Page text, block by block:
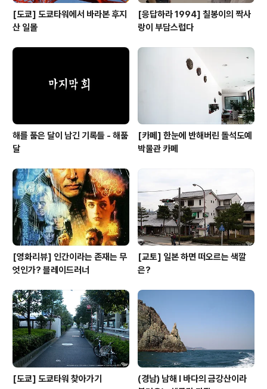
[도쿄] 도쿄타워에서 바라본 후지
산 일몰
[응답하라 1994] 칠봉이의 짝사
랑이 부담스럽다
해를 품은 달이 남긴 기록들 - 해품
달
[카페] 한눈에 반해버린 돌석도예
박물관 카페
[영화리뷰] 인간이라는 존재는 무
엇인가? 블레이드러너
[교토] 일본 하면 떠오르는 색깔
은?
[도쿄] 도쿄타워 찾아가기
(경남) 남해 l 바다의 금강산이라